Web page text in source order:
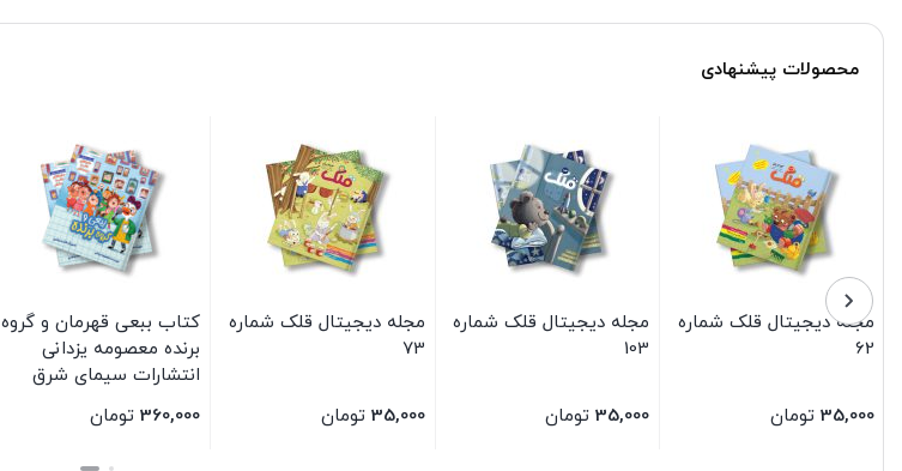
محصولات پیشنهادی
مجله دیجیتال قلک شماره
62
35,000 تومان
مجله دیجیتال قلک شماره
103
35,000 تومان
مجله دیجیتال قلک شماره
73
35,000 تومان
کتاب ببعی قهرمان و گروه
برنده معصومه یزدانی
انتشارات سیمای شرق
360,000 تومان